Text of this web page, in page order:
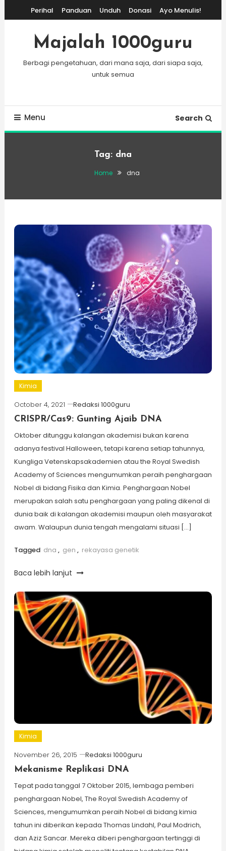
To
Content
Perihal Panduan Unduh Donasi Ayo Menulis!
Majalah 1000guru
Berbagi pengetahuan, dari mana saja, dari siapa saja,
untuk semua
Menu Search
Tag: dna
Home dna
Kimia
October 4, 2021
Redaksi 1000guru
CRISPR/Cas9: Gunting Ajaib DNA
Oktober ditunggu kalangan akademisi bukan karena
adanya festival Halloween, tetapi karena setiap tahunnya,
Kungliga Vetenskapsakademien atau the Royal Swedish
Academy of Sciences mengumumkan peraih penghargaan
Nobel di bidang Fisika dan Kimia. Penghargaan Nobel
merupakan salah satu penghargaan yang paling dikenal di
dunia baik di kalangan akademisi maupun oleh masyarakat
awam. Walaupun dunia tengah mengalami situasi […]
Tagged dna , gen , rekayasa genetik
Baca lebih lanjut
Kimia
November 26, 2015
Redaksi 1000guru
Mekanisme Replikasi DNA
Tepat pada tanggal 7 Oktober 2015, lembaga pemberi
penghargaan Nobel, The Royal Swedish Academy of
Sciences, mengumumkan peraih Nobel di bidang kimia
tahun ini diberikan kepada Thomas Lindahl, Paul Modrich,
dan Aziz Sancar. Mereka diberi penghargaan tertinggi di